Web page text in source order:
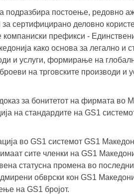
подразбира постоење, редовно
сертифицирано деловно
префикси -
како основа за легално и
и услуги, формирање на
на трговските производи и
за бонитетот на фирмата во
на стандардите на GS1
во GS1 системот GS1
сите членки на GS1
статусна промена во
обврски кон GS1
на GS1 бројот.